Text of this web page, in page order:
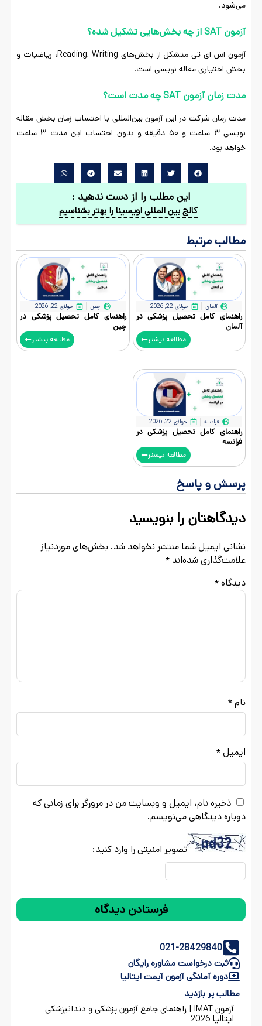
می‌شود.
آزمون SAT از چه بخش‌هایی تشکیل شده؟
آزمون اس ای تی متشکل از بخش‌های Reading, Writing، ریاضیات و
بخش اختیاری مقاله نویسی است.
مدت زمان آزمون SAT چه مدت است؟
مدت زمان شرکت در این آزمون بین‌المللی با احتساب زمان بخش مقاله
نویسی ۳ ساعت و ۵۰ دقیقه و بدون احتساب این مدت ۳ ساعت
خواهد بود‌‌.
این مطلب را از دست ندهید :
کالج بین المللی اویسینا را بهتر بشناسیم
مطالب مرتبط
آلمان جولای 22, 2026
راهنمای کامل تحصیل پزشکی در
آلمان
مطالعه بیشتر
چین جولای 22, 2026
راهنمای کامل تحصیل پزشکی در
چین
مطالعه بیشتر
فرانسه جولای 22, 2026
راهنمای کامل تحصیل پزشکی در
فرانسه
مطالعه بیشتر
پرسش و پاسخ
دیدگاهتان را بنویسید
نشانی ایمیل شما منتشر نخواهد شد. بخش‌های موردنیاز
علامت‌گذاری شده‌اند *
دیدگاه*
نام*
ایمیل*
ذخیره نام، ایمیل و وبسایت من در مرورگر برای زمانی که
دوباره دیدگاهی می‌نویسم.
تصویر امنیتی را وارد کنید:
021-28429840
ثبت درخواست مشاوره رایگان
دوره آمادگی آزمون آیمت ایتالیا
مطالب پر بازدید
آزمون IMAT | راهنمای جامع آزمون پزشکی و دندانپزشکی
ایتالیا 2026